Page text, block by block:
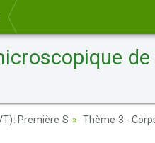
Première S Thème 3 -